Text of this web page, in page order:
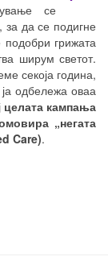
се
за да се подигне
грижата
ширум светот.
секоја година,
одбележа оваа
целата кампања
„негата
Care).